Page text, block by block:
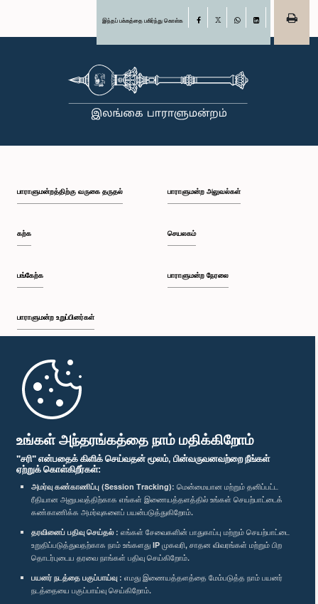
உங்கள் அந்தரங்கத்தை நாம் மதிக்கிறோம்
"சரி" என்பதைக் கிளிக் செய்வதன் மூலம், பின்வருவனவற்றை நீங்கள்
ஏற்றுக் கொள்கிறீர்கள்:
அமர்வு கண்காணிப்பு (Session Tracking): மென்மையான மற்றும் தனிப்பட்ட
ரீதியான அனுபவத்திற்காக எங்கள் இணையத்தளத்தில் உங்கள் செயற்பாட்டைக்
கண்காணிக்க அமர்வுகளைப் பயன்படுத்துகிறோம்.
தரவினைப் பதிவு செய்தல் : எங்கள் சேவைகளின் பாதுகாப்பு மற்றும் செயற்பாட்டை
உறுதிப்படுத்துவதற்காக நாம் உங்களது IP முகவரி, சாதன விவரங்கள் மற்றும் பிற
தொடர்புடைய தரவை நாங்கள் பதிவு செய்கிறோம்.
பயனர் நடத்தை பகுப்பாய்வு : எமது இணையத்தளத்தை மேம்படுத்த நாம் பயனர்
நடத்தையை பகுப்பாய்வு செய்கிறோம்.
இந்தப் பக்கத்தை பகிர்ந்து கொள்க Facebook
பாராளுமன்றத்திற்கு வருகை தருதல்
கற்க
பங்கேற்க
பாராளுமன்ற உறுப்பினர்கள்
முதற்பக்கம்
பாராளுமன்ற அலுவல்கள்
செயலகம்
பாராளுமன்ற நேரலை
பாராளுமன்ற கையடக்க செயலி
எம்மை பின்தொடர்க :
விருதுகள்
தனியுரிமைக் கொள்கை